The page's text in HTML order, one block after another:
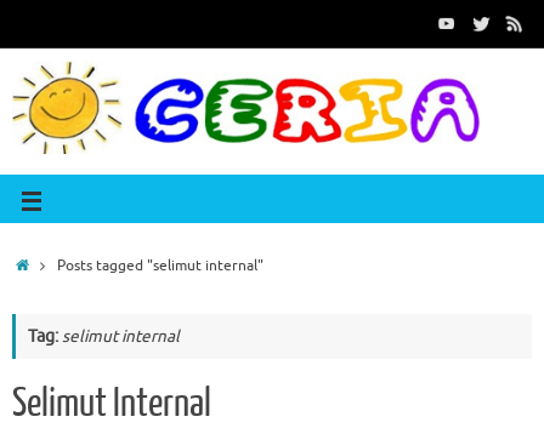
Posts tagged "selimut internal"
Tag:selimut internal
Selimut Internal